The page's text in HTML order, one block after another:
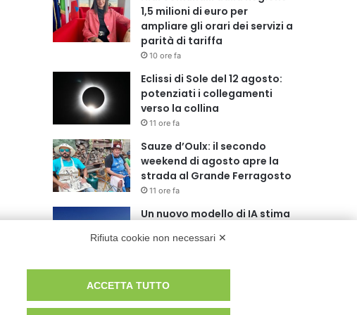
1,5 milioni di euro per
ampliare gli orari dei servizi a
parità di tariffa
10 ore fa
Eclissi di Sole del 12 agosto:
potenziati i collegamenti
verso la collina
11 ore fa
Sauze d’Oulx: il secondo
weekend di agosto apre la
strada al Grande Ferragosto
11 ore fa
Un nuovo modello di IA stima
pianeta
Al San Luigi Gonzaga
senza più speranze
Rifiuta cookie non necessari ✕
ACCETTA TUTTO